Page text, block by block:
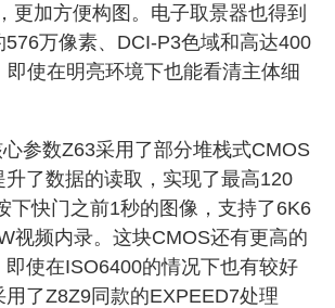
更加方便构图。电子取景器也得到
576万像素、DCI-P3色域和高达400
即使在明亮环境下也能看清主体细
数Z63采用了部分堆栈式CMOS
了数据的读取，实现了最高120
下快门之前1秒的图像，支持了6K6
视频内录。这块CMOS还有更高的
即使在ISO6400的情况下也有较好
用了Z8Z9同款的EXPEED7处理